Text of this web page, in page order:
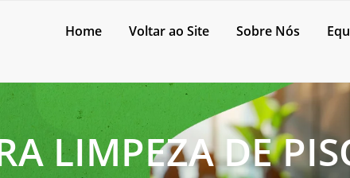
Home Voltar ao Site Sobre Nós
LIMPEZA DE